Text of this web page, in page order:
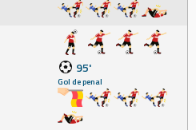
95'
Gol de penal